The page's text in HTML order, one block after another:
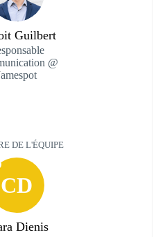
Guilbert
@
DE L'ÉQUIPE
CD
Dienis